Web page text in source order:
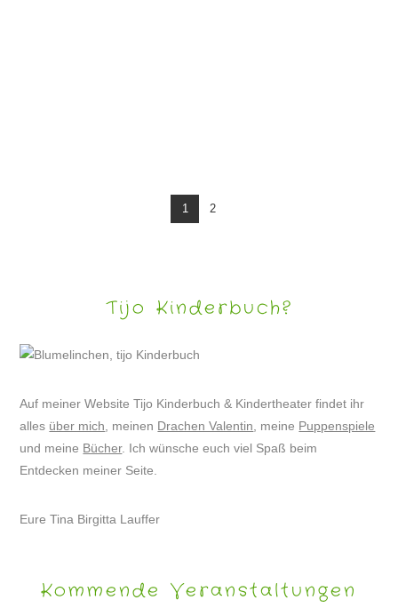
1 2
Tijo Kinderbuch?
Auf meiner Website Tijo Kinderbuch & Kindertheater findet ihr
alles über mich , meinen Drachen Valentin , meine Puppenspiele
und meine Bücher. Ich wünsche euch viel Spaß beim
Entdecken meiner Seite.
Eure Tina Birgitta Lauffer
Kommende Veranstaltungen